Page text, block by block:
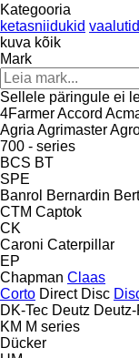
Kategooria
ketasniidukid vaalutid
kuva kõik
Mark
Sellele päringule ei
4FarmerAccord
Agria Agrimaster
700 - series
BCS BT
SPE
Banrol Bernardin
CTM Captok
CK
Caroni Caterpillar
EP
Chapman Claas
Corto Direct Disc
DK-Tec Deutz
KM M series
Dücker